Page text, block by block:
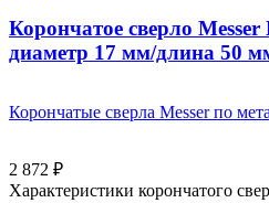
Корончатое сверло
диаметр 17 мм/длина 50
Корончатые сверла Messer по
2 872 ₽
Характеристики корончатого